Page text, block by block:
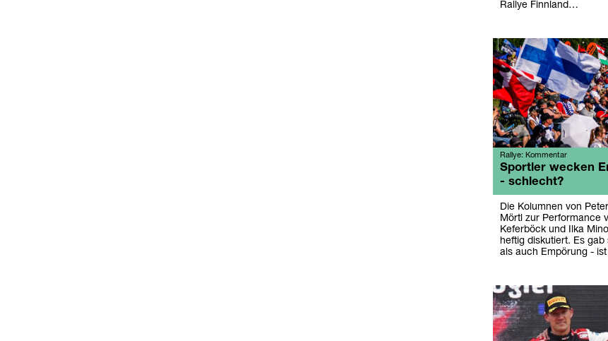
Rallye Finnland…
Rallye: Kommentar
Sportler wecken
- schlecht?
Die Kolumnen von
Mörtl zur Performance
Keferböck und Ilka
heftig diskutiert. Es
als auch Empörung -